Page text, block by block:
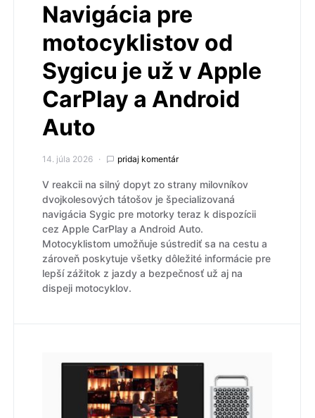
Navigácia pre
motocyklistov od
Sygicu je už v Apple
CarPlay a Android
Auto
14. júla 2026 pridaj komentár
V reakcii na silný dopyt zo strany milovníkov
dvojkolesových tátošov je špecializovaná
navigácia Sygic pre motorky teraz k dispozícii
cez Apple CarPlay a Android Auto.
Motocyklistom umožňuje sústrediť sa na cestu a
zároveň poskytuje všetky dôležité informácie pre
lepší zážitok z jazdy a bezpečnosť už aj na
dispeji motocyklov.